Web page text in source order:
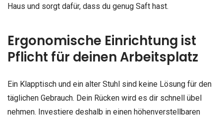
Haus und sorgt dafür, dass du genug Saft hast.
Ergonomische Einrichtung ist
Pflicht für deinen Arbeitsplatz
Ein Klapptisch und ein alter Stuhl sind keine Lösung für den
täglichen Gebrauch. Dein Rücken wird es dir schnell übel
nehmen. Investiere deshalb in einen höhenverstellbaren